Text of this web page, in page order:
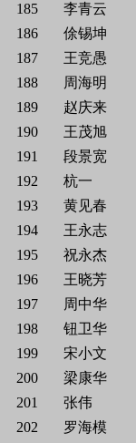
185
李青云
186
俆锡坤
187
王竞愚
188
周海明
189
赵庆来
190
王茂旭
191
段景宽
192
杭一
193
黄见春
194
王永志
195
祝永杰
196
王晓芳
197
周中华
198
钮卫华
199
宋小文
200
梁康华
201
张伟
202
罗海模